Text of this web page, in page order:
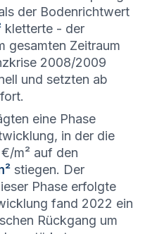
der Bodenrichtwert
kletterte - der
gesamten Zeitraum
2008/2009
und setzten ab
eine Phase
in der die
m² auf den
stiegen. Der
Phase erfolgte
fand 2022 ein
Rückgang um